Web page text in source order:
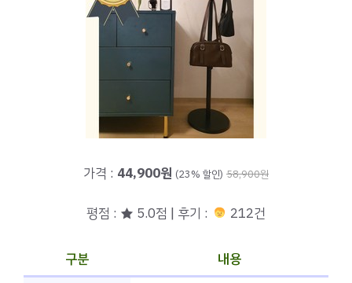
가격 : 44,900원 (23% 할인) 58,900원
평점 : ★ 5.0점 | 후기 : 212건
구분
내용